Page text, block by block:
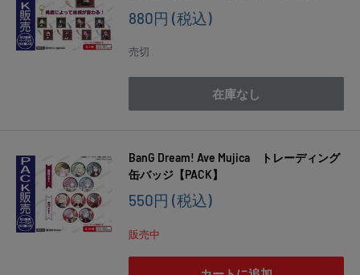
販
価
格
880円 (税込)
売切
在庫なし
BanG Dream! Ave Mujica トレーディング
缶バッジ【PACK】
販
価
格
550円 (税込)
販売中